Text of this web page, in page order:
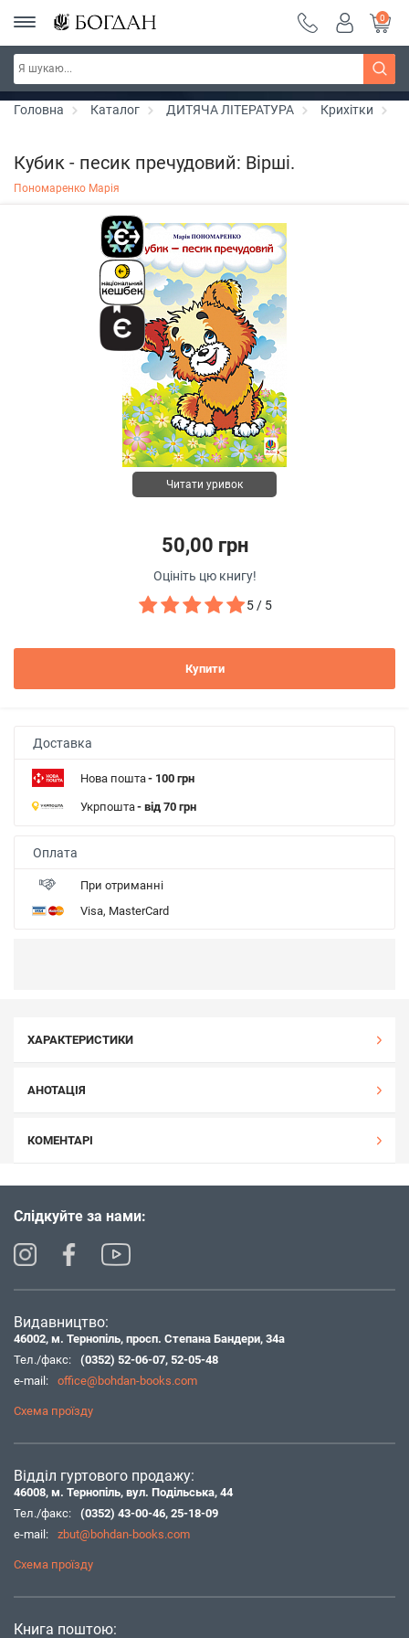
РОЗПРОДАЖ ~ 150 грн ~ 200 грн ~ 250 грн ~
300 грн ~ РОЗПРОДАЖ
Дізнатись більше
0
Головна Каталог ДИТЯЧА ЛІТЕРАТУРА Крихітки
Кубик - песик пречудовий: Вірші.
Пономаренко Марія
Читати уривок
50,00 грн
Оцініть цю книгу!
5 / 5
Купити
Доставка
Нова пошта- 100 грн
Укрпошта- від 70 грн
Оплата
При отриманні
Visa, MasterCard
ХАРАКТЕРИСТИКИ
АНОТАЦІЯ
КОМЕНТАРІ
Слідкуйте за нами:
Видавництво:
46002, м. Тернопіль, просп. Степана Бандери, 34а
Тел./факс:
(0352) 52-06-07, 52-05-48
e-mail:
office@bohdan-books.com
Схема проїзду
Відділ гуртового продажу:
46008, м. Тернопіль, вул. Подільська, 44
Тел./факс:
(0352) 43-00-46, 25-18-09
e-mail:
zbut@bohdan-books.com
Схема проїзду
Книга поштою: